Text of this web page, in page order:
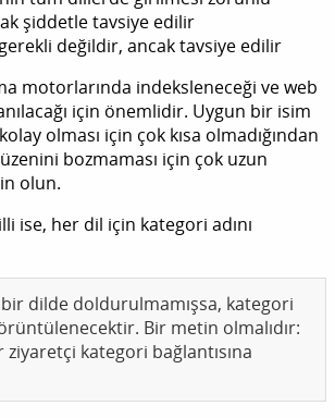
şiddetle tavsiye edilir
değildir, ancak tavsiye edilir
motorlarında indeksleneceği ve web
için önemlidir. Uygun bir isim
olması için çok kısa olmadığından
bozmaması için çok uzun
olun.
ise, her dil için kategori adını
dilde doldurulmamışsa, kategori
Bir metin olmalıdır:
kategori bağlantısına